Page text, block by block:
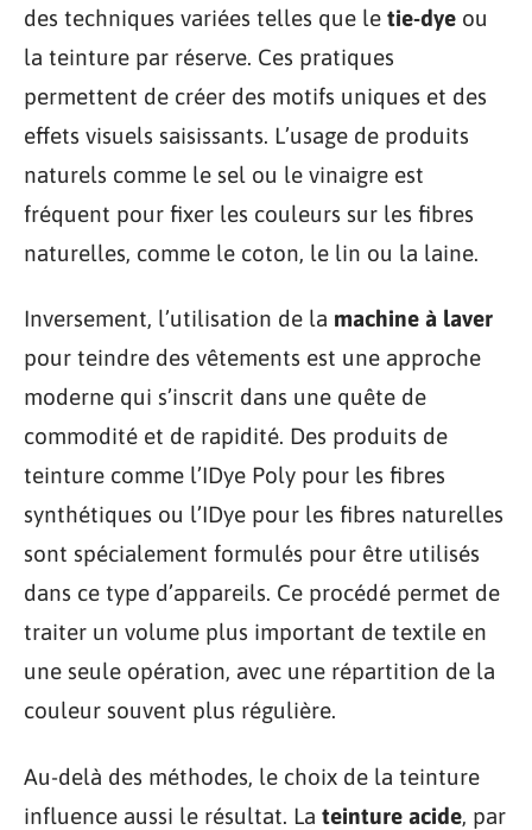
des techniques variées telles que le tie-dye ou
la teinture par réserve. Ces pratiques
permettent de créer des motifs uniques et des
effets visuels saisissants. L’usage de produits
naturels comme le sel ou le vinaigre est
fréquent pour fixer les couleurs sur les fibres
naturelles, comme le coton, le lin ou la laine.
Inversement, l’utilisation de la machine à laver
pour teindre des vêtements est une approche
moderne qui s’inscrit dans une quête de
commodité et de rapidité. Des produits de
teinture comme l’IDye Poly pour les fibres
synthétiques ou l’IDye pour les fibres naturelles
sont spécialement formulés pour être utilisés
dans ce type d’appareils. Ce procédé permet de
traiter un volume plus important de textile en
une seule opération, avec une répartition de la
couleur souvent plus régulière.
Au-delà des méthodes, le choix de la teinture
influence aussi le résultat. La teinture acide, par